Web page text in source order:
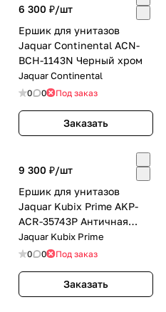
6 300 ₽/шт
Ершик для унитазов
Jaquar Continental ACN-
BCH-1143N Черный хром
Jaquar Continental
0 0 Под заказ
Заказать
9 300 ₽/шт
Ершик для унитазов
Jaquar Kubix Prime AKP-
ACR-35743P Античная
медь
Jaquar Kubix Prime
0 0 Под заказ
Заказать